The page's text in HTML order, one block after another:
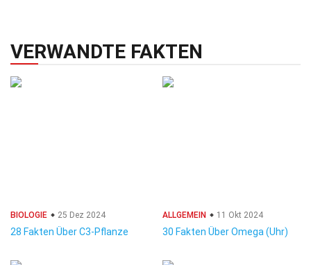
VERWANDTE FAKTEN
BIOLOGIE 25 Dez 2024
28 Fakten Über C3-Pflanze
ALLGEMEIN 11 Okt 2024
30 Fakten Über Omega (Uhr)